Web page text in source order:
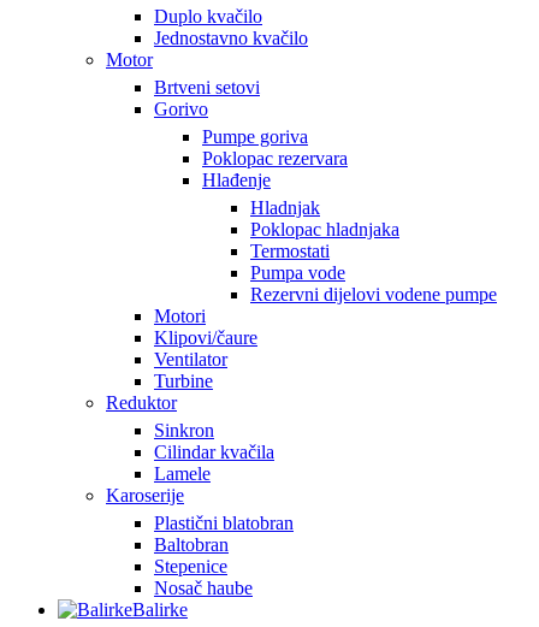
Duplo kvačilo
Jednostavno kvačilo
Motor
Brtveni setovi
Gorivo
Pumpe goriva
Poklopac rezervara
Hlađenje
Hladnjak
Poklopac hladnjaka
Termostati
Pumpa vode
Rezervni dijelovi vodene pumpe
Motori
Klipovi/čaure
Ventilator
Turbine
Reduktor
Sinkron
Cilindar kvačila
Lamele
Karoserije
Plastični blatobran
Baltobran
Stepenice
Nosač haube
Balirke